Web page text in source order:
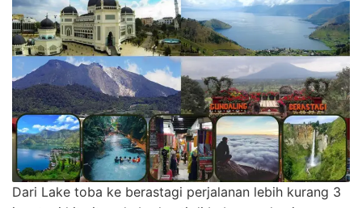
Dari Lake toba ke berastagi perjalanan lebih kurang 3